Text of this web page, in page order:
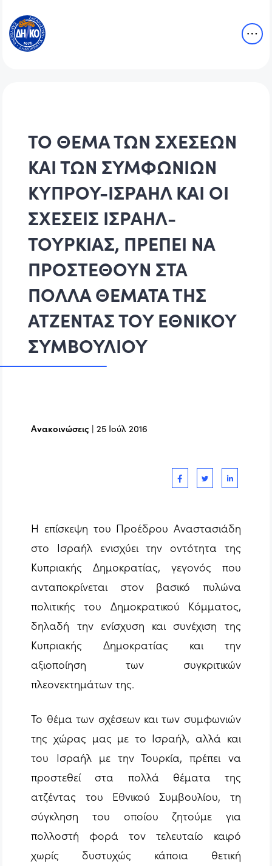
ΤΟ ΘΕΜΑ ΤΩΝ ΣΧΕΣΕΩΝ
ΚΑΙ ΤΩΝ ΣΥΜΦΩΝΙΩΝ
ΚΥΠΡΟΥ-ΙΣΡΑΗΛ ΚΑΙ ΟΙ
ΣΧΕΣΕΙΣ ΙΣΡΑΗΛ-
ΤΟΥΡΚΙΑΣ, ΠΡΕΠΕΙ ΝΑ
ΠΡΟΣΤΕΘΟΥΝ ΣΤΑ
ΠΟΛΛΑ ΘΕΜΑΤΑ ΤΗΣ
ΑΤΖΕΝΤΑΣ ΤΟΥ ΕΘΝΙΚΟΥ
ΣΥΜΒΟΥΛΙΟΥ
Ανακοινώσεις |25 Ιούλ 2016
Η επίσκεψη του Προέδρου Αναστασιάδη
στο Ισραήλ ενισχύει την οντότητα της
Κυπριακής Δημοκρατίας, γεγονός που
ανταποκρίνεται στον βασικό πυλώνα
πολιτικής του Δημοκρατικού Κόμματος,
δηλαδή την ενίσχυση και συνέχιση της
Κυπριακής Δημοκρατίας και την
αξιοποίηση των συγκριτικών
πλεονεκτημάτων της.
Το θέμα των σχέσεων και των συμφωνιών
της χώρας μας με το Ισραήλ, αλλά και
του Ισραήλ με την Τουρκία, πρέπει να
προστεθεί στα πολλά θέματα της
ατζέντας του Εθνικού Συμβουλίου, τη
σύγκληση του οποίου ζητούμε για
πολλοστή φορά τον τελευταίο καιρό
χωρίς δυστυχώς κάποια θετική